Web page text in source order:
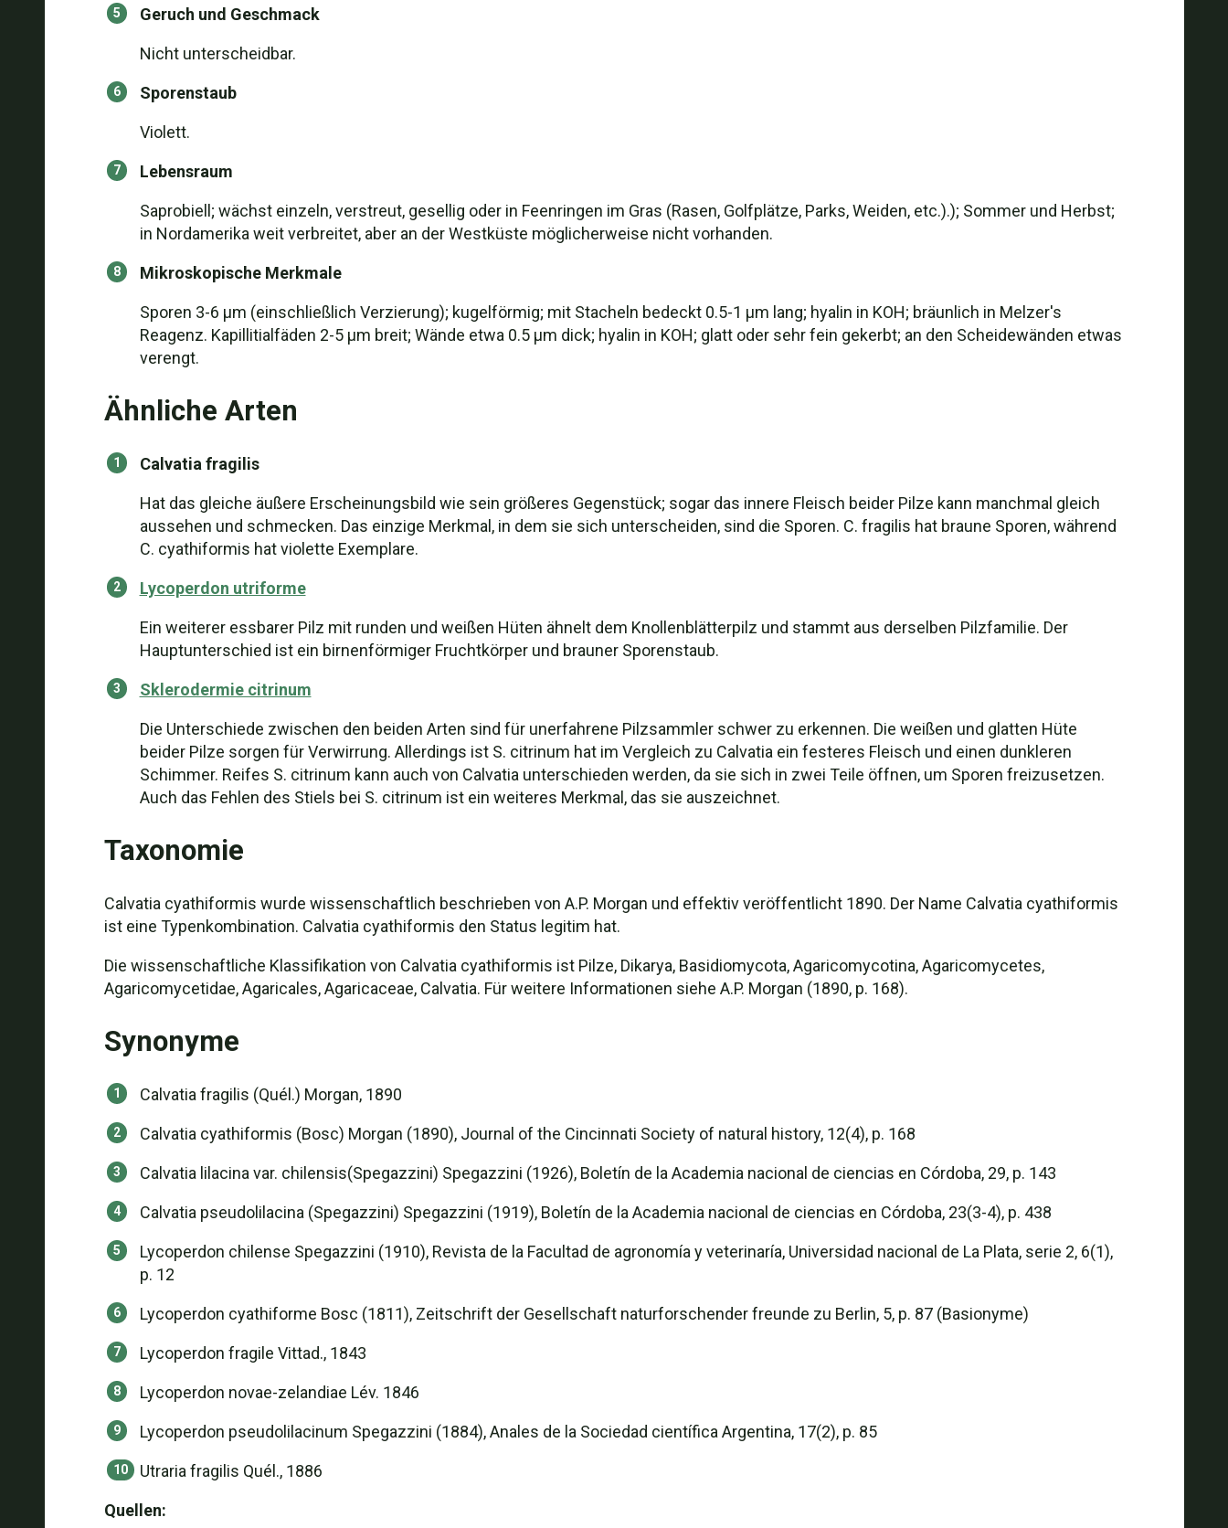
Geruch und Geschmack
Nicht unterscheidbar.
Sporenstaub
Violett.
Lebensraum
Saprobiell; wächst einzeln, verstreut, gesellig oder in Feenringen im Gras (Rasen, Golfplätze, Parks, Weiden, etc.).); Sommer und Herbst;
in Nordamerika weit verbreitet, aber an der Westküste möglicherweise nicht vorhanden.
Mikroskopische Merkmale
Sporen 3-6 µm (einschließlich Verzierung); kugelförmig; mit Stacheln bedeckt 0.5-1 µm lang; hyalin in KOH; bräunlich in Melzer's
Reagenz. Kapillitialfäden 2-5 µm breit; Wände etwa 0.5 µm dick; hyalin in KOH; glatt oder sehr fein gekerbt; an den Scheidewänden etwas
verengt.
Ähnliche Arten
Calvatia fragilis
Hat das gleiche äußere Erscheinungsbild wie sein größeres Gegenstück; sogar das innere Fleisch beider Pilze kann manchmal gleich
aussehen und schmecken. Das einzige Merkmal, in dem sie sich unterscheiden, sind die Sporen. C. fragilis hat braune Sporen, während
C. cyathiformis hat violette Exemplare.
Lycoperdon utriforme
Ein weiterer essbarer Pilz mit runden und weißen Hüten ähnelt dem Knollenblätterpilz und stammt aus derselben Pilzfamilie. Der
Hauptunterschied ist ein birnenförmiger Fruchtkörper und brauner Sporenstaub.
Sklerodermie citrinum
Die Unterschiede zwischen den beiden Arten sind für unerfahrene Pilzsammler schwer zu erkennen. Die weißen und glatten Hüte
beider Pilze sorgen für Verwirrung. Allerdings ist S. citrinum hat im Vergleich zu Calvatia ein festeres Fleisch und einen dunkleren
Schimmer. Reifes S. citrinum kann auch von Calvatia unterschieden werden, da sie sich in zwei Teile öffnen, um Sporen freizusetzen.
Auch das Fehlen des Stiels bei S. citrinum ist ein weiteres Merkmal, das sie auszeichnet.
Taxonomie
Calvatia cyathiformis wurde wissenschaftlich beschrieben von A.P. Morgan und effektiv veröffentlicht 1890. Der Name Calvatia cyathiformis
ist eine Typenkombination. Calvatia cyathiformis den Status legitim hat.
Die wissenschaftliche Klassifikation von Calvatia cyathiformis ist Pilze, Dikarya, Basidiomycota, Agaricomycotina, Agaricomycetes,
Agaricomycetidae, Agaricales, Agaricaceae, Calvatia. Für weitere Informationen siehe A.P. Morgan (1890, p. 168).
Synonyme
Calvatia fragilis (Quél.) Morgan, 1890
Calvatia cyathiformis (Bosc) Morgan (1890), Journal of the Cincinnati Society of natural history, 12(4), p. 168
Calvatia lilacina var. chilensis(Spegazzini) Spegazzini (1926), Boletín de la Academia nacional de ciencias en Córdoba, 29, p. 143
Calvatia pseudolilacina (Spegazzini) Spegazzini (1919), Boletín de la Academia nacional de ciencias en Córdoba, 23(3-4), p. 438
Lycoperdon chilense Spegazzini (1910), Revista de la Facultad de agronomía y veterinaría, Universidad nacional de La Plata, serie 2, 6(1),
p. 12
Lycoperdon cyathiforme Bosc (1811), Zeitschrift der Gesellschaft naturforschender freunde zu Berlin, 5, p. 87 (Basionyme)
Lycoperdon fragile Vittad., 1843
Lycoperdon novae-zelandiae Lév. 1846
Lycoperdon pseudolilacinum Spegazzini (1884), Anales de la Sociedad científica Argentina, 17(2), p. 85
Utraria fragilis Quél., 1886
Quellen: